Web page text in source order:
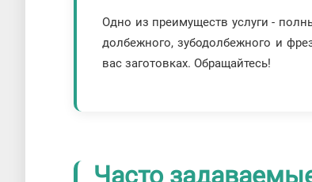
Одно из преимуществ услуги -
долбежного, зубодолбежного и
вас заготовках. Обращайтесь!
Часто